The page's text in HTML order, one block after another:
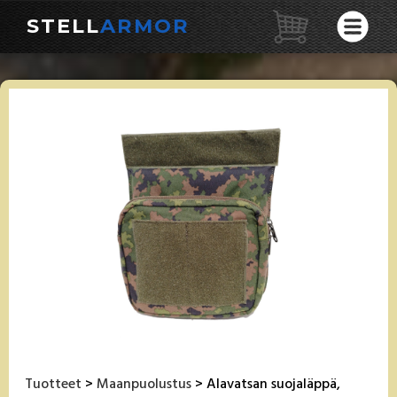
STELLARMOR
Tuotteet >Maanpuolustus> Alavatsan suojaläppä,